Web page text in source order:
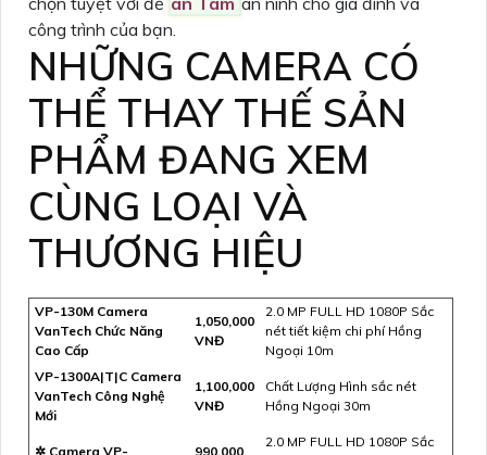
công trình của bạn.
NHỮNG CAMERA CÓ
THỂ THAY THẾ SẢN
PHẨM ĐANG XEM
CÙNG LOẠI VÀ
THƯƠNG HIỆU
VP-130M Camera
VanTech Chức Năng
Cao Cấp
1,050,000
VNĐ
2.0 MP FULL HD 1080P Sắc
nét tiết kiệm chi phí Hồng
Ngoại 10m
VP-1300A|T|C Camera
VanTech Công Nghệ
Mới
1,100,000
VNĐ
Chất Lượng Hình sắc nét
Hồng Ngoại 30m
✲ Camera VP-
990,000
2.0 MP FULL HD 1080P Sắc